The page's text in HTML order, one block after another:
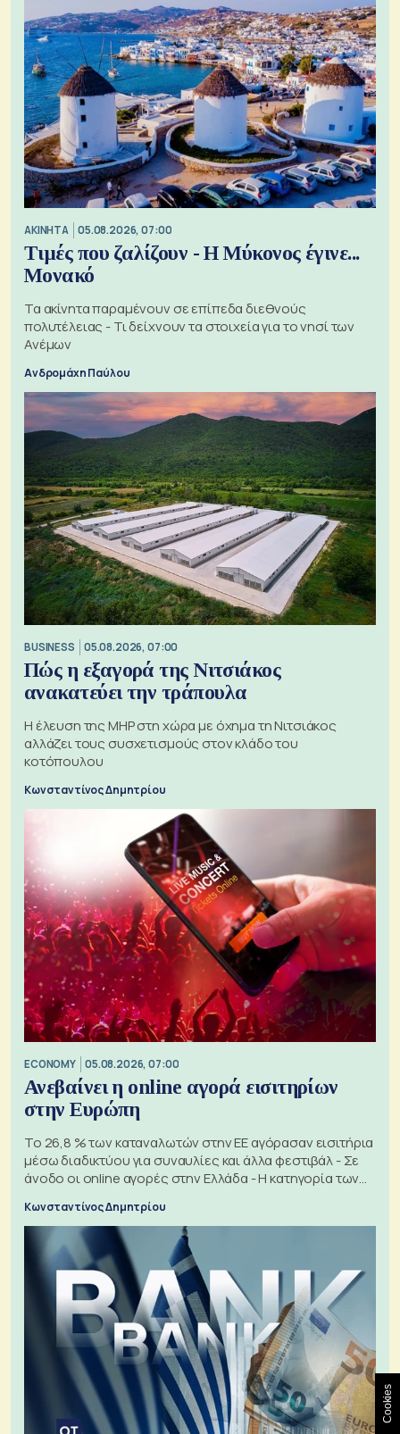
ΑΚΙΝΗΤΑ 05.08.2026, 07:00
Τιμές που ζαλίζουν - Η Μύκονος έγινε...
Μονακό
Τα ακίνητα παραμένουν σε επίπεδα διεθνούς
πολυτέλειας - Τι δείχνουν τα στοιχεία για το νησί των
Ανέμων
Ανδρομάχη Παύλου
BUSINESS 05.08.2026, 07:00
Πώς η εξαγορά της Νιτσιάκος
ανακατεύει την τράπουλα
H έλευση της MHP στη χώρα με όχημα τη Νιτσιάκος
αλλάζει τους συσχετισμούς στον κλάδο του
κοτόπουλου
Κωνσταντίνος Δημητρίου
ECONOMY 05.08.2026, 07:00
Ανεβαίνει η online αγορά εισιτηρίων
στην Ευρώπη
Το 26,8 % των καταναλωτών στην ΕΕ αγόρασαν εισιτήρια
μέσω διαδικτύου για συναυλίες και άλλα φεστιβάλ - Σε
άνοδο οι online αγορές στην Ελλάδα - Η κατηγορία των
εισιτηρίων
Κωνσταντίνος Δημητρίου
Cookies